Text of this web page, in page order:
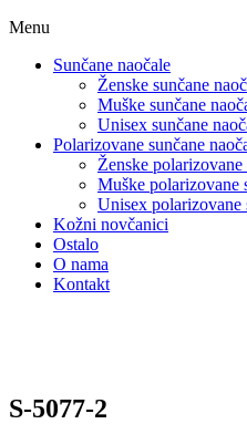
Menu
Sunčane naočale
Ženske sunčane
Muške sunčane
Unisex sunčane
Polarizovane sunčane
Ženske polarizovane
Muške polarizovane
Unisex polarizovane
Kožni novčanici
Ostalo
O nama
Kontakt
S-5077-2